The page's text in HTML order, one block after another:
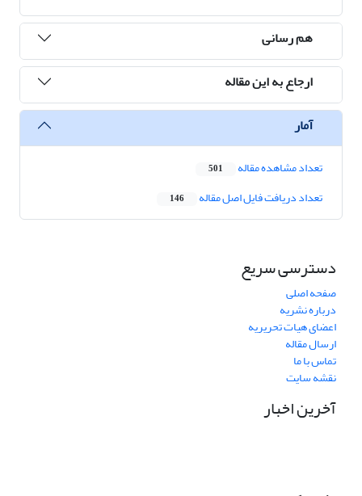
هم رسانی
ارجاع به این مقاله
آمار
تعداد مشاهده مقاله 501
تعداد دریافت فایل اصل مقاله 146
دسترسی سریع
صفحه اصلی
درباره نشریه
اعضای هیات تحریریه
ارسال مقاله
تماس با ما
نقشه سایت
آخرین اخبار